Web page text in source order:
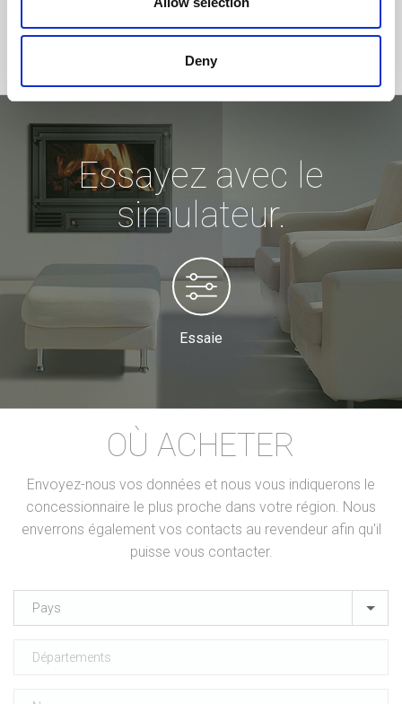
Deny
Essayez avec le
simulateur.
Essaie
OÙ ACHETER
Envoyez-nous vos données et nous vous indiquerons le
concessionnaire le plus proche dans votre région. Nous
enverrons également vos contacts au revendeur afin qu'il
puisse vous contacter.
Pays